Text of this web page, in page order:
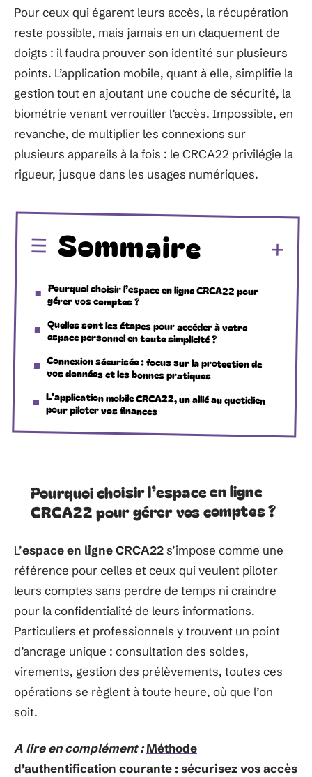
Pour ceux qui égarent leurs accès, la récupération
reste possible, mais jamais en un claquement de
doigts : il faudra prouver son identité sur plusieurs
points. L’application mobile, quant à elle, simplifie la
gestion tout en ajoutant une couche de sécurité, la
biométrie venant verrouiller l’accès. Impossible, en
revanche, de multiplier les connexions sur
plusieurs appareils à la fois : le CRCA22 privilégie la
rigueur, jusque dans les usages numériques.
Sommaire
Pourquoi choisir l’espace en ligne CRCA22 pour
gérer vos comptes ?
Quelles sont les étapes pour accéder à votre
espace personnel en toute simplicité ?
Connexion sécurisée : focus sur la protection de
vos données et les bonnes pratiques
L’application mobile CRCA22, un allié au quotidien
pour piloter vos finances
Pourquoi choisir l’espace en ligne
CRCA22 pour gérer vos comptes ?
L’espace en ligne CRCA22s’impose comme une
référence pour celles et ceux qui veulent piloter
leurs comptes sans perdre de temps ni craindre
pour la confidentialité de leurs informations.
Particuliers et professionnels y trouvent un point
d’ancrage unique : consultation des soldes,
virements, gestion des prélèvements, toutes ces
opérations se règlent à toute heure, où que l’on
soit.
A lire en complément : Méthode
d’authentification courante : sécurisez vos accès